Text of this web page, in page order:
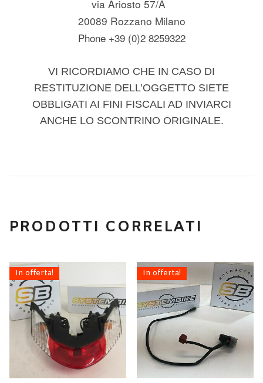
via Ariosto 57/A
20089 Rozzano Milano
Phone +39 (0)2 8259322
VI RICORDIAMO CHE IN CASO DI
RESTITUZIONE DELL’OGGETTO SIETE
OBBLIGATI AI FINI FISCALI AD INVIARCI
ANCHE LO SCONTRINO ORIGINALE.
PRODOTTI CORRELATI
In offerta! In offerta!